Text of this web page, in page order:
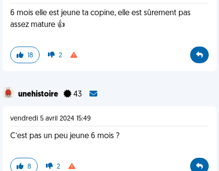
6 mois elle est jeune ta copine, elle est sûrement pas
assez mature 👍
18 2
unehistoire 43
vendredi 5 avril 2024 15:49
C’est pas un peu jeune 6 mois ?
8 2